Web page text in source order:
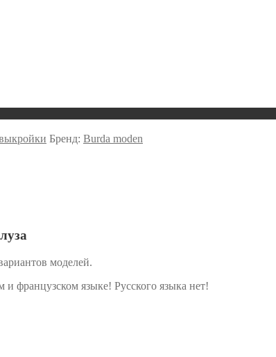
Бренд: Burda moden
моделей.
французском языке! Русского языка нет!